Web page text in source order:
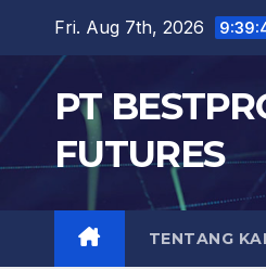
content
Fri. Aug 7th, 2026
PT
FUTURES
TENTANG